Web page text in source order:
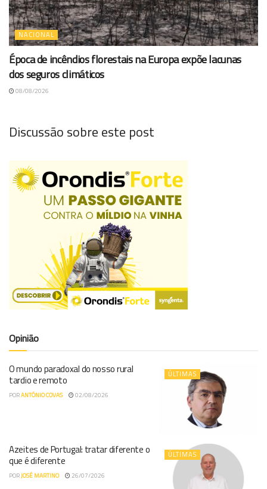
NACIONAL
Época de incêndios florestais na Europa expõe lacunas
dos seguros climáticos
08/08/2026
Discussão sobre este post
Opinião
ÚLTIMAS
O mundo paradoxal do nosso rural
tardio e remoto
PORANTÓNIO COVAS 02/08/2026
ÚLTIMAS
Azeites de Portugal: tratar diferente o
que é diferente
PORJOSÉ MARTINO 26/07/2026